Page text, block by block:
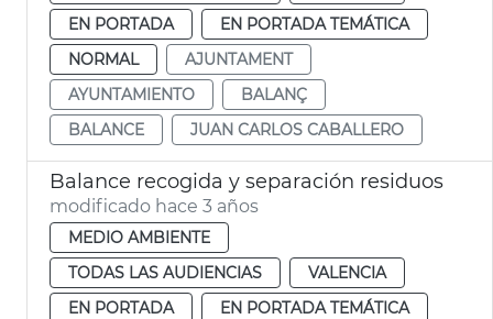
EN PORTADA
EN PORTADA TEMÁTICA
NORMAL
AJUNTAMENT
AYUNTAMIENTO
BALANÇ
BALANCE
JUAN CARLOS CABALLERO
Balance recogida y separación residuos
modificado hace 3 años
MEDIO AMBIENTE
TODAS LAS AUDIENCIAS
VALENCIA
EN PORTADA
EN PORTADA TEMÁTICA